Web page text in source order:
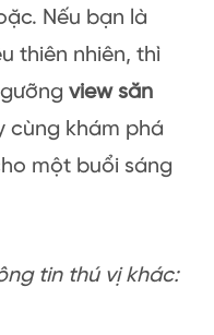
Nếu bạn là
thiên nhiên, thì
view săn
cùng khám phá
một buổi sáng
tin thú vị khác: